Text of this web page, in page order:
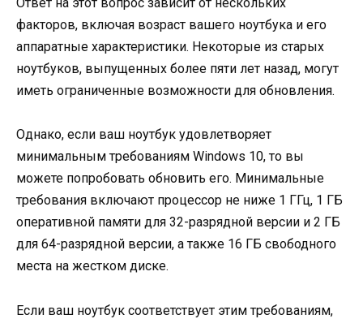
факторов, включая возраст вашего ноутбука и его
аппаратные характеристики. Некоторые из старых
ноутбуков, выпущенных более пяти лет назад, могут
иметь ограниченные возможности для обновления.
Однако, если ваш ноутбук удовлетворяет
минимальным требованиям Windows 10, то вы
можете попробовать обновить его. Минимальные
требования включают процессор не ниже 1 ГГц, 1 ГБ
оперативной памяти для 32-разрядной версии и 2 ГБ
для 64-разрядной версии, а также 16 ГБ свободного
места на жестком диске.
Если ваш ноутбук соответствует этим требованиям,